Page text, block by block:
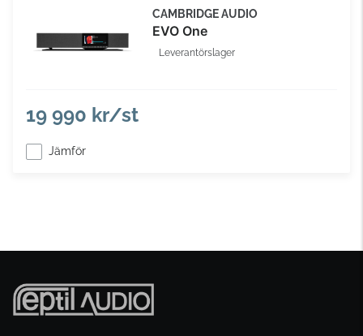
CAMBRIDGE AUDIO
EVO One
Leverantörslager
19 990 kr/st
Jämför